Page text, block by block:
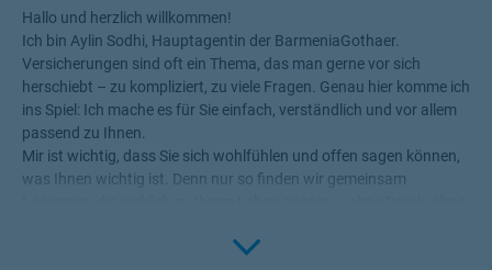
Hallo und herzlich willkommen!
Ich bin Aylin Sodhi, Hauptagentin der BarmeniaGothaer.
Versicherungen sind oft ein Thema, das man gerne vor sich
herschiebt – zu kompliziert, zu viele Fragen. Genau hier komme ich
ins Spiel: Ich mache es für Sie einfach, verständlich und vor allem
passend zu Ihnen.
Mir ist wichtig, dass Sie sich wohlfühlen und offen sagen können,
was Ihnen wichtig ist. Denn nur so finden wir gemeinsam
Ich nehme mir Zeit für Sie, erkläre alles klar und bin auch nach dem
Click to